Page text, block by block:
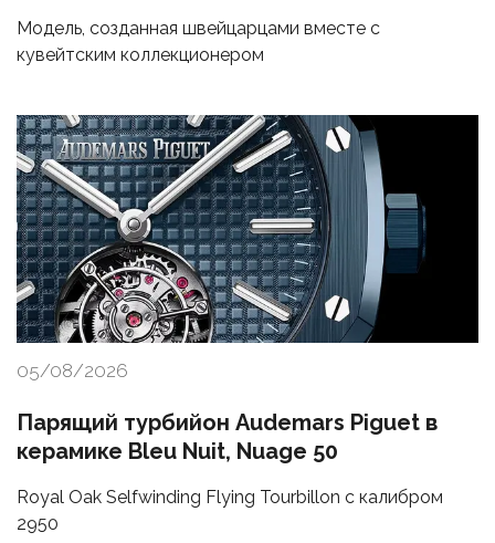
Модель, созданная швейцарцами вместе с
кувейтским коллекционером
05/08/2026
Парящий турбийон Audemars Piguet в
керамике Bleu Nuit, Nuage 50
Royal Oak Selfwinding Flying Tourbillon с калибром
2950